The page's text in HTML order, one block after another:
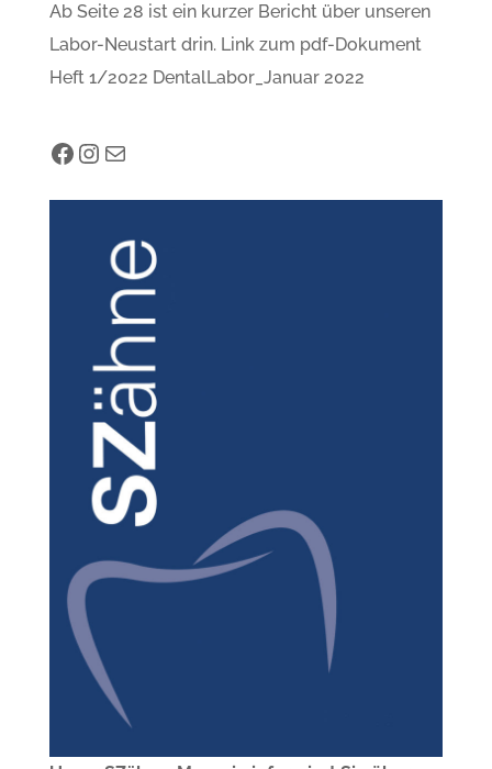
Ab Seite 28 ist ein kurzer Bericht über unseren
Labor-Neustart drin. Link zum pdf-Dokument
Heft 1/2022 DentalLabor_Januar 2022
Facebook
Instagram
E-Mail